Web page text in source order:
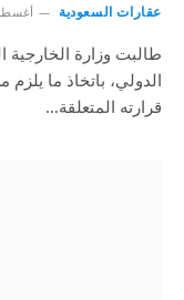
عقارات السعودية أغسطس 11,
طالبت وزارة الخارجية
الدولي، باتخاذ ما يلزم
قرارته المتعلقة…